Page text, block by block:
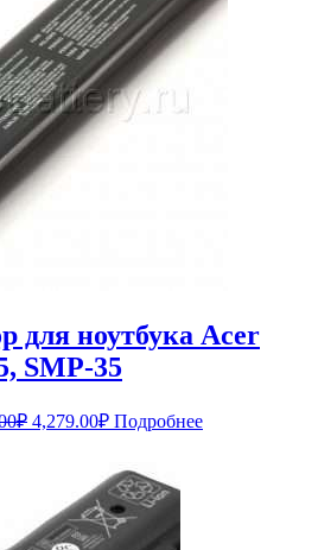
для ноутбука Acer
SMP-35
₽ Первоначальная
4,668.00₽.
4,279.00₽Текущая
цена:
Подробнее